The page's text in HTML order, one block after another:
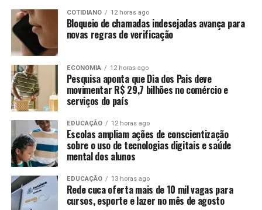
COTIDIANO 12 horas ago
Bloqueio de chamadas indesejadas avança para
novas regras de verificação
ECONOMIA 12 horas ago
Pesquisa aponta que Dia dos Pais deve
movimentar R$ 29,7 bilhões no comércio e
serviços do país
EDUCAÇÃO 12 horas ago
Escolas ampliam ações de conscientização
sobre o uso de tecnologias digitais e saúde
mental dos alunos
EDUCAÇÃO 13 horas ago
Rede cuca oferta mais de 10 mil vagas para
cursos, esporte e lazer no mês de agosto